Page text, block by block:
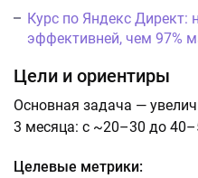
Курс по Яндекс Директ:
эффективней, чем 97%
Цели и ориентиры
Основная задача —
3 месяца: с ~20–30 до
Целевые метрики: